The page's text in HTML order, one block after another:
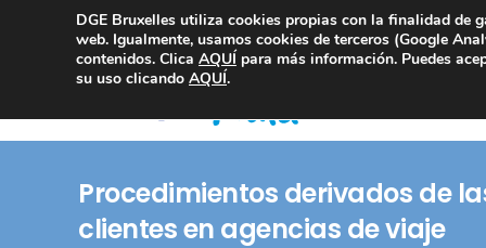
Consultoría Compliance
Procedimientos derivados de
clientes en agencias de viaje
DGE Bruxelles utiliza cookies propias con la finalidad de
web. Igualmente, usamos cookies de terceros (Google
contenidos. Clica AQUÍ para más información. Puedes
su uso clicando AQUÍ.